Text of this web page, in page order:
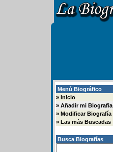
Menú Biográfico
» Inicio
» Añadir mi Biografia
» Modificar Biografía
» Las más Buscadas
Busca Biografías